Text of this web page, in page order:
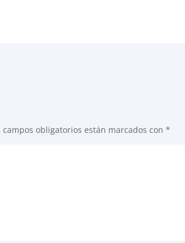
campos obligatorios están marcados con*